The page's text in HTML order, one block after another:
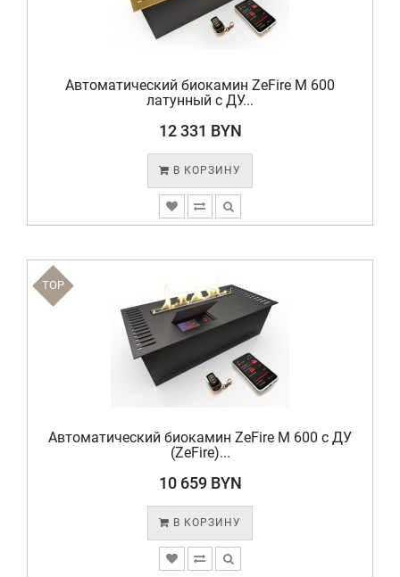
Автоматический биокамин ZeFire М 600
латунный с ДУ...
12 331 BYN
В КОРЗИНУ
TOP
Автоматический биокамин ZeFire М 600 с ДУ
(ZeFire)...
10 659 BYN
В КОРЗИНУ